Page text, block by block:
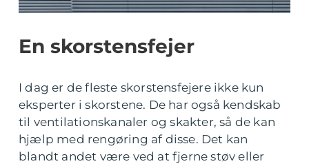
En skorstensfejer
I dag er de fleste skorstensfejere ikke kun
eksperter i skorstene. De har også kendskab
til ventilationskanaler og skakter, så de kan
hjælp med rengøring af disse. Det kan
blandt andet være ved at fjerne støv eller